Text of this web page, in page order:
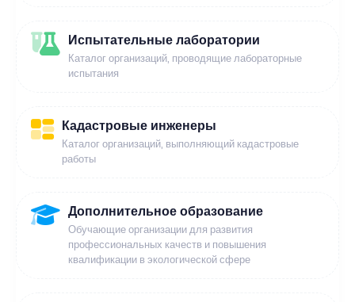
Испытательные лаборатории
Каталог организаций, проводящие лабораторные
испытания
Кадастровые инженеры
Каталог организаций, выполняющий кадастровые
работы
Дополнительное образование
Обучающие организации для развития
профессиональных качеств и повышения
квалификации в экологической сфере